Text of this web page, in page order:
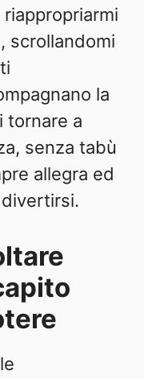
scrollandomi
la
tornare a
senza tabù
allegra ed